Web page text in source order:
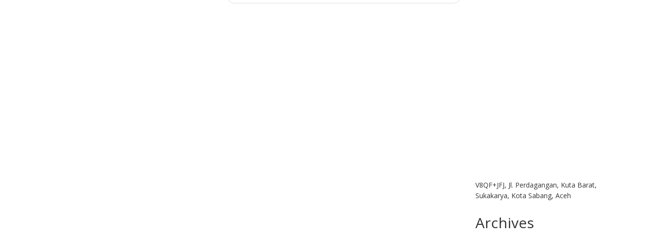
V8QF+JFJ, Jl. Perdagangan, Kuta Barat,
Sukakarya, Kota Sabang, Aceh
Archives